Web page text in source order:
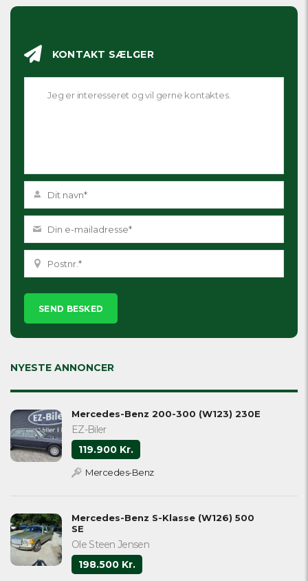
KONTAKT SÆLGER
Please
leave
empty.
NYESTE ANNONCER
Mercedes-Benz 200-300 (W123) 230E
EZ-Biler
119.900 Kr.
Mercedes-Benz
Mercedes-Benz S-Klasse (W126) 500
SE
Ole Steen Jensen
198.500 Kr.